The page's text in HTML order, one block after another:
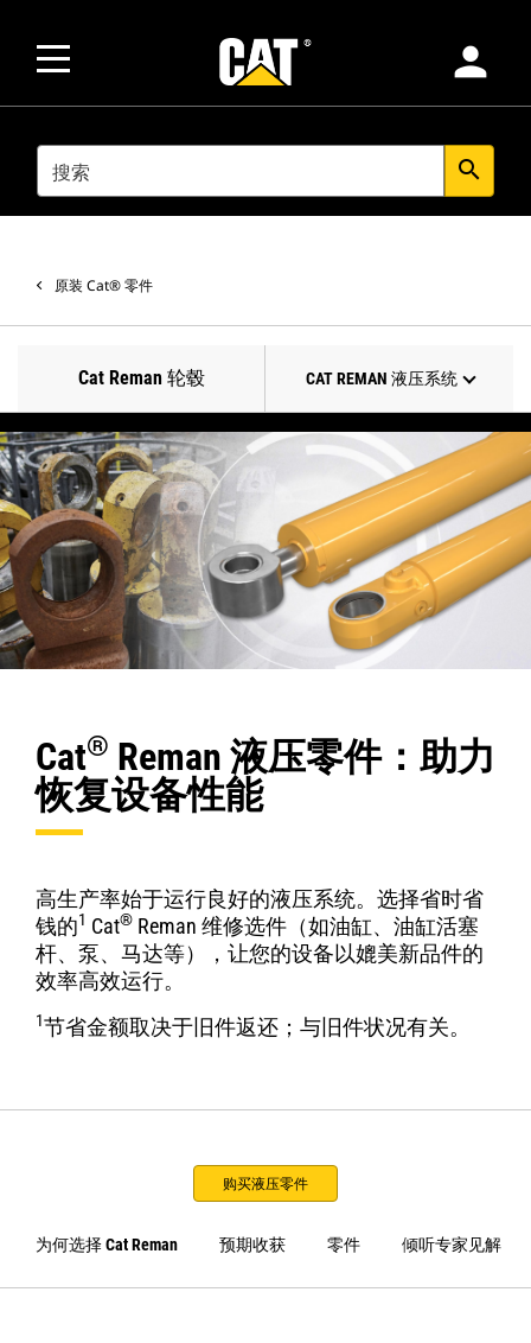
person
SEARCH search
原装 Cat® 零件
Cat Reman 轮毂 CAT REMAN 液压系统
Cat® Reman 液压零件：助力
恢复设备性能
高生产率始于运行良好的液压系统。选择省时省
钱的1 Cat® Reman 维修选件（如油缸、油缸活塞
杆、泵、马达等），让您的设备以媲美新品件的
效率高效运行。
1节省金额取决于旧件返还；与旧件状况有关。
购买液压零件
为何选择 Cat Reman 预期收获 零件 倾听专家见解